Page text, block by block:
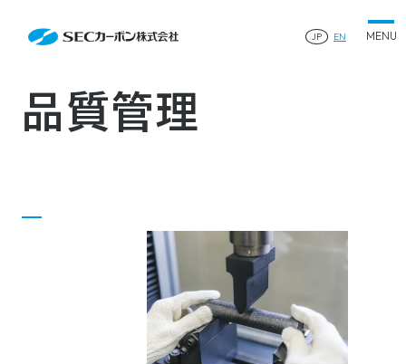
会社案内TOP
企業沿革
製品情報
ファインパウダー
アルミニウム製錬用カソードブロック SK-B
人造黒鉛電極
ものづくりの流れ(生産工程)
品質管理
工場について
IR情報
IR情報TOP
中長期経営計画
ディスクロージャーポリシー
資料ダウンロード
サイトマップ プライバシーポリシー
©2025 SEC CARBON, LIMITED.
JP EN
Quality Management
品質管理